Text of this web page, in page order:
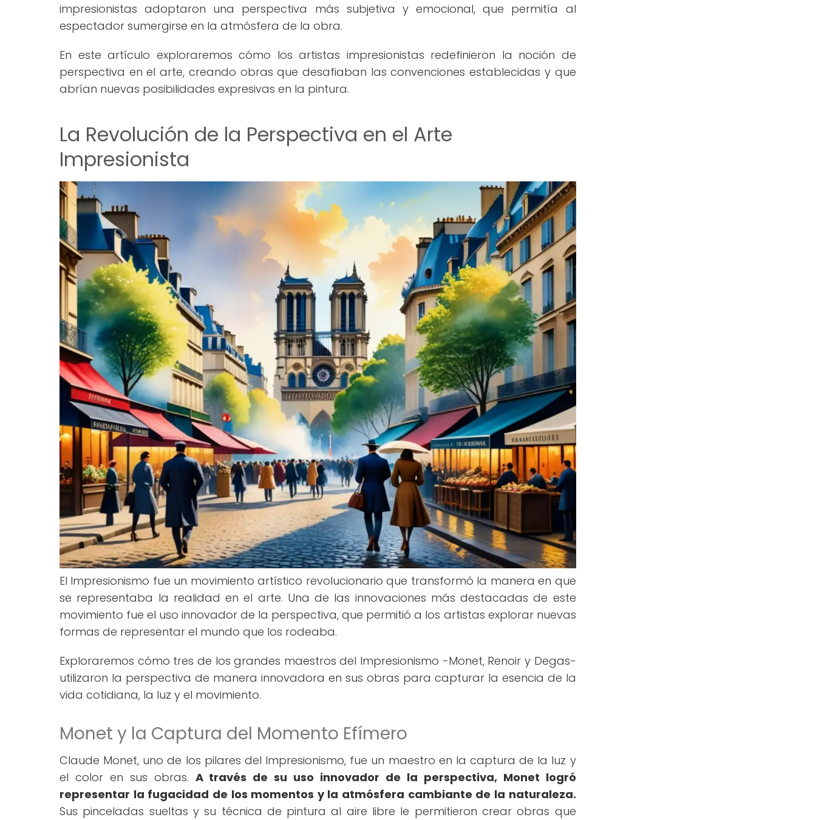
impresionistas adoptaron una perspectiva más subjetiva y emocional, que permitía al
espectador sumergirse en la atmósfera de la obra.
En este artículo exploraremos cómo los artistas impresionistas redefinieron la noción de
perspectiva en el arte, creando obras que desafiaban las convenciones establecidas y que
abrían nuevas posibilidades expresivas en la pintura.
La Revolución de la Perspectiva en el Arte
Impresionista
El Impresionismo fue un movimiento artístico revolucionario que transformó la manera en que
se representaba la realidad en el arte. Una de las innovaciones más destacadas de este
movimiento fue el uso innovador de la perspectiva, que permitió a los artistas explorar nuevas
formas de representar el mundo que los rodeaba.
Exploraremos cómo tres de los grandes maestros del Impresionismo -Monet, Renoir y Degas-
utilizaron la perspectiva de manera innovadora en sus obras para capturar la esencia de la
vida cotidiana, la luz y el movimiento.
Monet y la Captura del Momento Efímero
Claude Monet, uno de los pilares del Impresionismo, fue un maestro en la captura de la luz y
el color en sus obras. A través de su uso innovador de la perspectiva, Monet logró
representar la fugacidad de los momentos y la atmósfera cambiante de la naturaleza.
Sus pinceladas sueltas y su técnica de pintura al aire libre le permitieron crear obras que